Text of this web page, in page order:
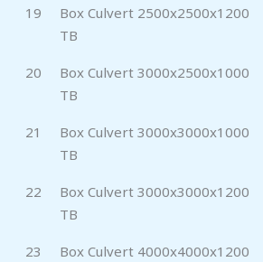
19
Box Culvert 2500x2500x1200
TB
20
Box Culvert 3000x2500x1000
TB
21
Box Culvert 3000x3000x1000
TB
22
Box Culvert 3000x3000x1200
TB
23
Box Culvert 4000x4000x1200